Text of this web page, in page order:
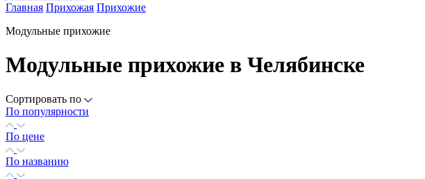
Главная Прихожая Прихожие
Модульные прихожие
Модульные прихожие в Челябинске
Сортировать по
По популярности
По цене
По названию